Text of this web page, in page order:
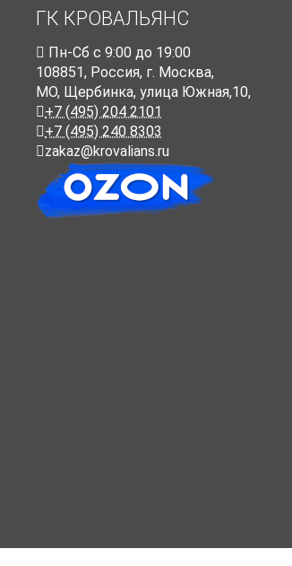
ГК КРОВАЛЬЯНС
Пн-Cб с 9:00 до 19:00
108851, Россия, г. Москва,
МО, Щербинка, улица Южная,10,
+7 (495) 204 2101
+7 (495) 240 8303
zakaz@krovalians.ru